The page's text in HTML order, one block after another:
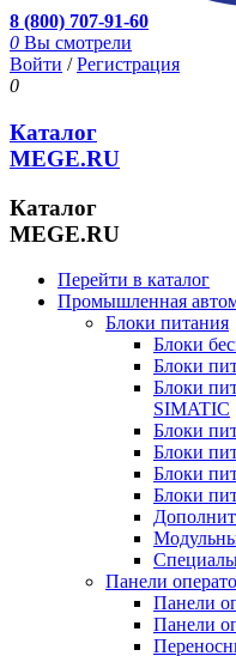
8 (800) 707-91-60
0 Вы смотрели
Войти /Регистрация
0
Каталог
MEGE.RU
Каталог
MEGE.RU
Перейти в каталог
Промышленная
Блоки питания
Блоки
Блоки
Блоки
SIMATIC
Блоки
Блоки
Блоки
Блоки
Панели
Панели
Панели